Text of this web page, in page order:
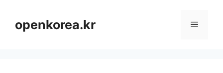
openkorea.kr 메